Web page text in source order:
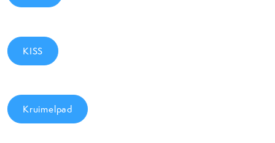
KISS
Kruimelpad